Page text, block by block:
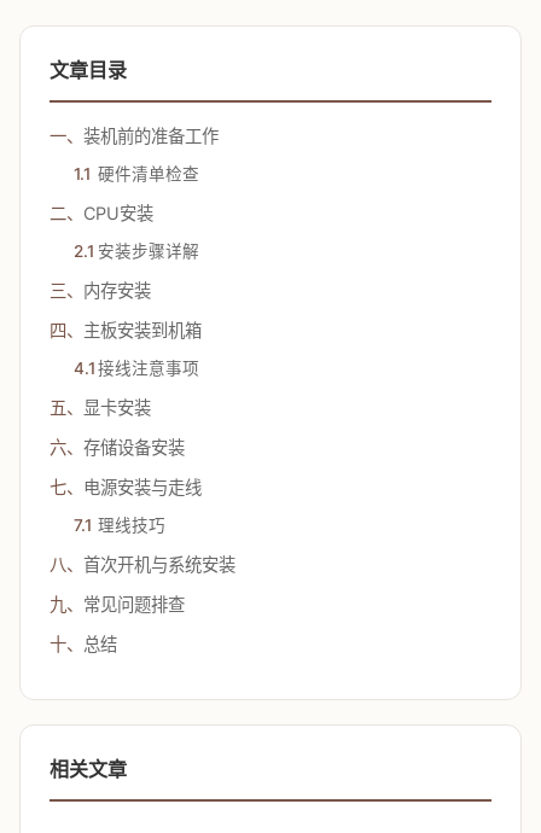
文章目录
一、 装机前的准备工作
1.1 硬件清单检查
二、 CPU安装
2.1 安装步骤详解
三、 内存安装
四、 主板安装到机箱
4.1接线注意事项
五、
显卡安装
六、 存储设备安装
七、 电源安装与走线
7.1 理线技巧
八、 首次开机与系统安装
九、 常见问题排查
十、 总结
相关文章